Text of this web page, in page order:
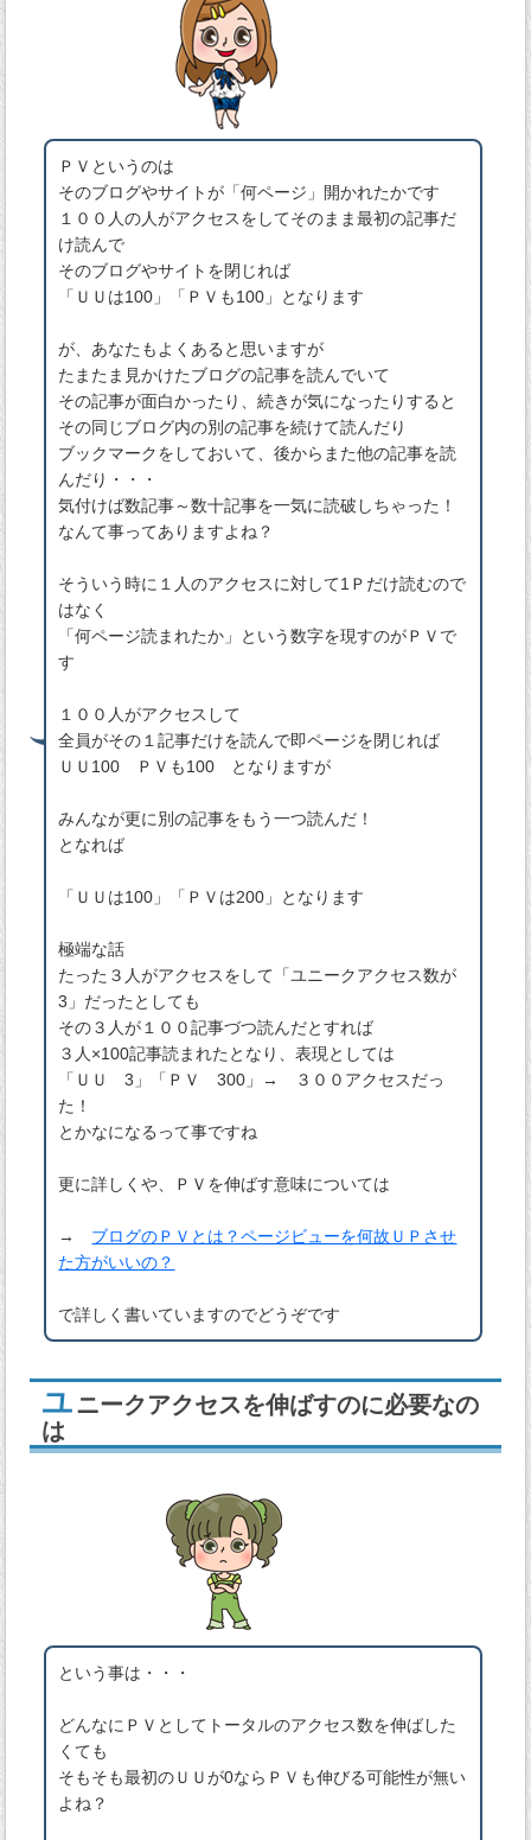
ＰＶというのは
そのブログやサイトが「何ページ」開かれたかです
１００人の人がアクセスをしてそのまま最初の記事だ
け読んで
そのブログやサイトを閉じれば
「ＵＵは100」「ＰＶも100」となります
が、あなたもよくあると思いますが
たまたま見かけたブログの記事を読んでいて
その記事が面白かったり、続きが気になったりすると
その同じブログ内の別の記事を続けて読んだり
ブックマークをしておいて、後からまた他の記事を読
んだり・・・
気付けば数記事～数十記事を一気に読破しちゃった！
なんて事ってありますよね？
そういう時に１人のアクセスに対して1Ｐだけ読むので
はなく
「何ページ読まれたか」という数字を現すのがＰＶで
す
１００人がアクセスして
全員がその１記事だけを読んで即ページを閉じれば
ＵＵ100 ＰＶも100 となりますが
みんなが更に別の記事をもう一つ読んだ！
となれば
「ＵＵは100」「ＰＶは200」となります
極端な話
たった３人がアクセスをして「ユニークアクセス数が
3」だったとしても
その３人が１００記事づつ読んだとすれば
３人×100記事読まれたとなり、表現としては
「ＵＵ 3」「ＰＶ 300」→ ３００アクセスだっ
た！
とかなになるって事ですね
更に詳しくや、ＰＶを伸ばす意味については
→ ブログのＰＶとは？ページビューを何故ＵＰさせ
た方がいいの？
で詳しく書いていますのでどうぞです
ユニークアクセスを伸ばすのに必要なの
は
という事は・・・
どんなにＰＶとしてトータルのアクセス数を伸ばした
くても
そもそも最初のＵＵが0ならＰＶも伸びる可能性が無い
よね？